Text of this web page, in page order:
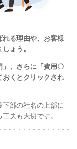
れる理由や、お客様
ょう。
」、さらに「費用〇
おくとクリックされ
部の社名の上部に
夫も大切です。